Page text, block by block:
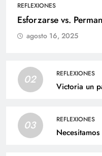
REFLEXIONES
Esforzarse vs.
agosto 16, 2025
02 REFLEXIONES
Victoria un
03 REFLEXIONES